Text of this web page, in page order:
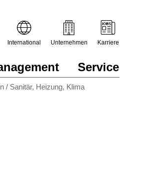
/ Sanitär, Heizung, Klima
Service
International Unternehmen Karriere